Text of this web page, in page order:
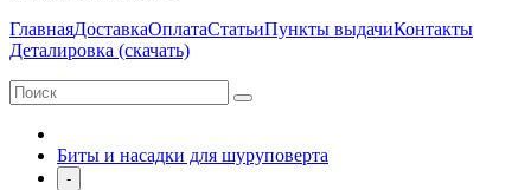
ГлавнаяДоставкаОплатаСтатьиПункты выдачиКонтакты
Деталировка (скачать)
Биты и насадки для шуруповерта
-